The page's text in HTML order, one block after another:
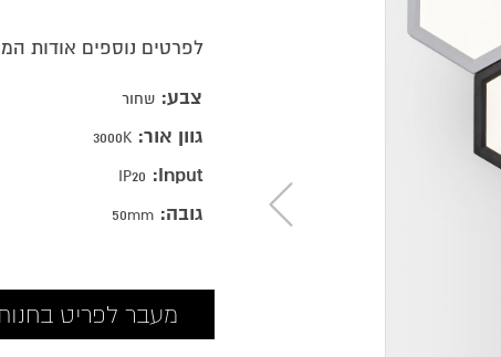
לפרטים נוספים אודות
צבע: שחור
גוון אור: 3000K
Input:
IP20
גובה: 50mm
מעבר לפריט בחנות